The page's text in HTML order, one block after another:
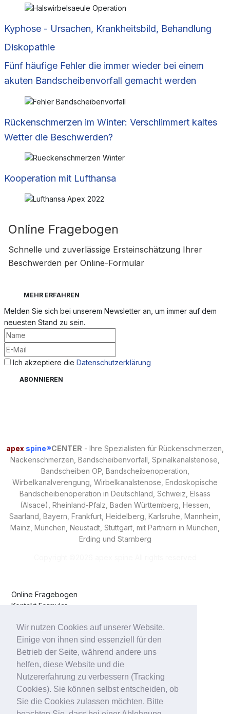
Wir nutzen Cookies auf unserer Website.
Einige von ihnen sind essenziell für den
Betrieb der Seite, während andere uns
helfen, diese Website und die
Nutzererfahrung zu verbessern (Tracking
Cookies). Sie können selbst entscheiden, ob
Sie die Cookies zulassen möchten. Bitte
Kyphose - Ursachen, Krankheitsbild, Behandlung
Diskopathie
Fünf häufige Fehler die immer wieder bei einem
akuten Bandscheibenvorfall gemacht werden
Rückenschmerzen im Winter: Verschlimmert kaltes
Wetter die Beschwerden?
Kooperation mit Lufthansa
Online Fragebogen
Schnelle und zuverlässige Ersteinschätzung Ihrer
Beschwerden per Online-Formular
MEHR ERFAHREN
Melden Sie sich bei unserem Newsletter an, um immer auf dem
neuesten Stand zu sein.
Ich akzeptiere die Datenschutzerklärung
apex spine®CENTER - Ihre Spezialisten für Rückenschmerzen,
Nackenschmerzen, Bandscheibenvorfall, Spinalkanalstenose,
Bandscheiben OP, Bandscheibenoperation,
Wirbelkanalverengung, Wirbelkanalstenose, Endoskopische
Bandscheibenoperation in Deutschland, Schweiz, Elsass
(Alsace), Rheinland-Pfalz, Baden Württemberg, Hessen,
Saarland, Bayern, Frankfurt, Heidelberg, Karlsruhe, Mannheim,
Mainz, München, Neustadt, Stuttgart, mit Partnern in München,
Erding und Starnberg
Online Fragebogen
Kontakt Formular
Datenschutzerklärung
Anfahrt
Klinikum Starnberg
Klinikum Erding
ATOS Klinik